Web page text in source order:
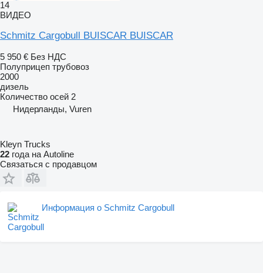
14
ВИДЕО
Schmitz Cargobull BUISCAR BUISCAR
5 950 € Без НДС
Полуприцеп трубовоз
2000
дизель
Количество осей 2
Нидерланды, Vuren
Kleyn Trucks
22 года на Autoline
Связаться с продавцом
Информация о Schmitz Cargobull